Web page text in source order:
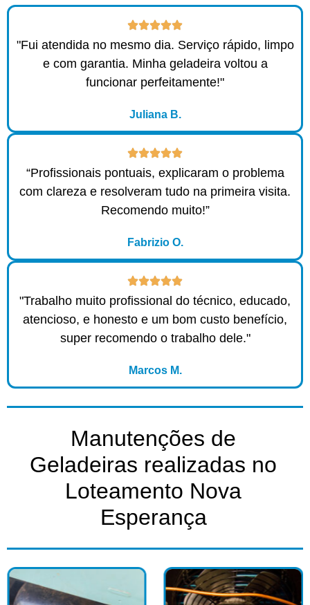
"Fui atendida no mesmo dia. Serviço rápido, limpo
e com garantia. Minha geladeira voltou a
funcionar perfeitamente!"
Juliana B.
“Profissionais pontuais, explicaram o problema
com clareza e resolveram tudo na primeira visita.
Recomendo muito!”
Fabrizio O.
"Trabalho muito profissional do técnico, educado,
atencioso, e honesto e um bom custo benefício,
super recomendo o trabalho dele."
Marcos M.
Manutenções de
Geladeiras realizadas no
Loteamento Nova
Esperança​